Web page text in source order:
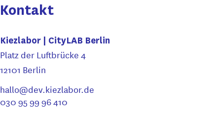
Kontakt
Kiezlabor | CityLAB Berlin
Platz der Luftbrücke 4
12101 Berlin
hallo@dev.kiezlabor.de
030 95 99 96 410